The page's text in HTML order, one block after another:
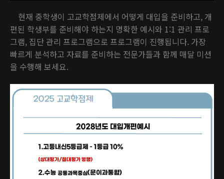
현재 중학생이 고교학점제에서 어떻게 대입을 준비하고, 개
편된 학생부를 준비해야 하는지 명확한 예시와 1:1 관리 프로
그램, 집단 관리 프로그램으로 프로그램이 진행됩니다. 가장
빠르게 분석하고 자료를 준비하는 전문가들과 함께 매달 미션
을 수행해 보세요.